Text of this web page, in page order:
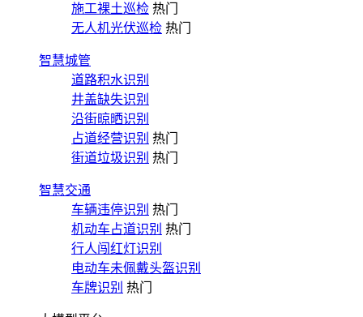
施工裸土巡检 热门
无人机光伏巡检 热门
智慧城管
道路积水识别
井盖缺失识别
沿街晾晒识别
占道经营识别 热门
街道垃圾识别 热门
智慧交通
车辆违停识别 热门
机动车占道识别 热门
行人闯红灯识别
电动车未佩戴头盔识别
车牌识别 热门